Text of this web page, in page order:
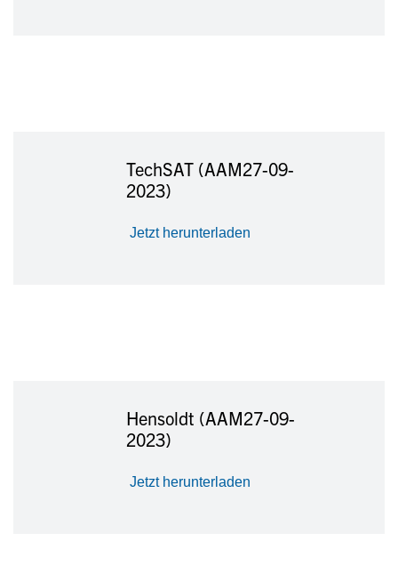
TechSAT (AAM27-09-
2023)
Jetzt herunterladen
Hensoldt (AAM27-09-
2023)
Jetzt herunterladen